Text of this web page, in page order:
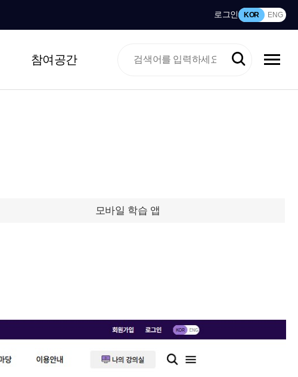
로그인 KOR ENG
참여공간
모바일 학습 앱